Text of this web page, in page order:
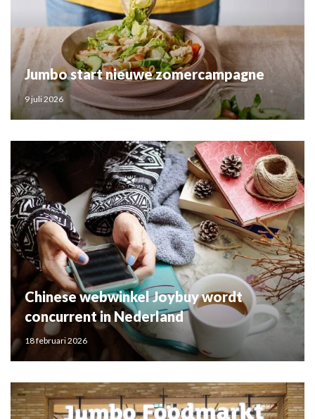
Jumbo start nieuwe zomercampagne
9 juli 2026
Chinese webwinkel Joybuy wordt
concurrent in Nederland
18 februari 2026